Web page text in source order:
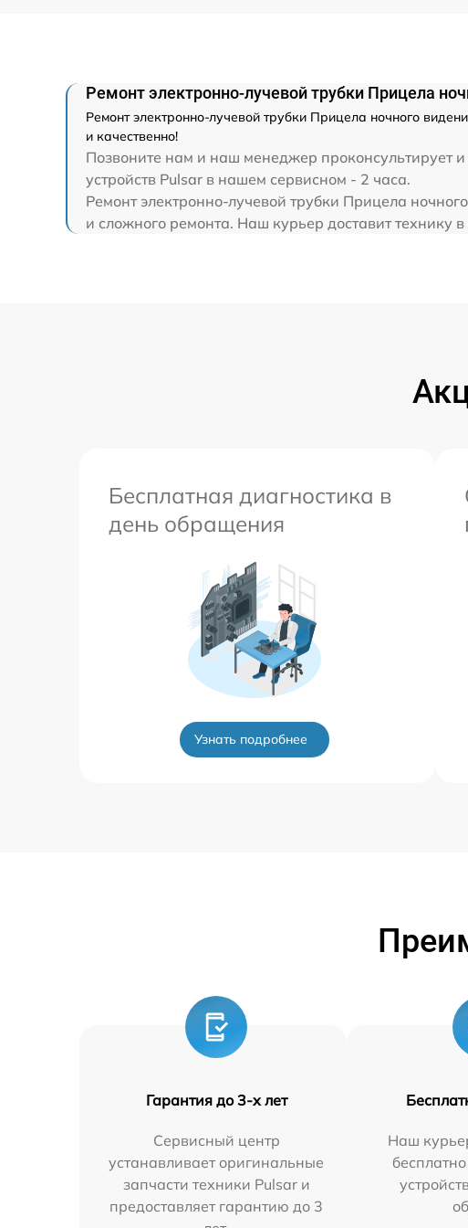
Ремонт электронно-лучевой трубки Прицела
Ремонт электронно-лучевой трубки Прицела ночного
и качественно!
Позвоните нам и наш менеджер проконсультирует
устройств Pulsar в нашем сервисном - 2 часа.
Ремонт электронно-лучевой трубки Прицела
и сложного ремонта. Наш курьер доставит технику
Бесплатная диагностика в
день обращения
Узнать подробнее
Гарантия до 3-х лет
Сервисный центр
устанавливает оригинальные
запчасти техники Pulsar и
предоставляет гарантию до 3
Наш